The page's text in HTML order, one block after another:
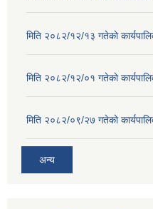
मिति २०८२/१२/१३ गतेकाे
मिति २०८२/१२/०१ गतेकाे
मिति २०८२/०९/२७ गतेकाे
अन्य